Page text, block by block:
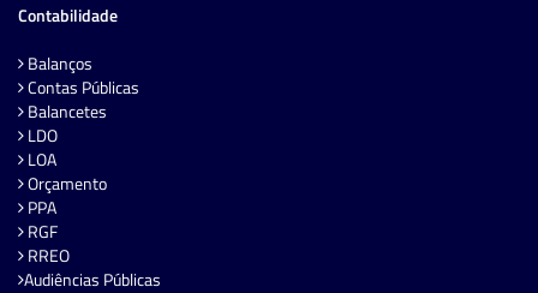
Contabilidade
Balanços
Contas Públicas
Balancetes
LDO
LOA
Orçamento
PPA
RGF
RREO
Audiências Públicas